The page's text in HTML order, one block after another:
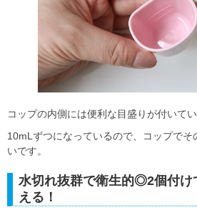
コップの内側には便利な目盛りが付いてい
10mLずつになっているので、コップでそ
いです。
水切れ抜群で衛生的◎2個付け
える！